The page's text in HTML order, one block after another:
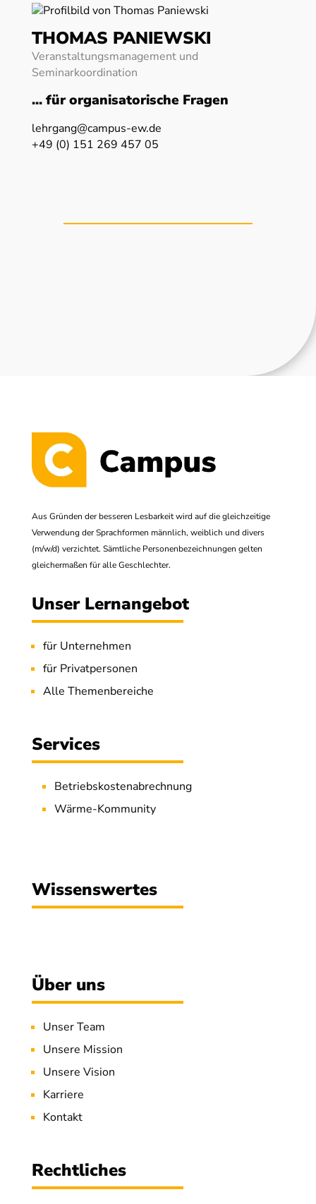
THOMAS PANIEWSKI
Veranstaltungsmanagement und
Seminarkoordination
... für organisatorische Fragen
lehrgang@campus-ew.de
+49 (0) 151 269 457 05
Aus Gründen der besseren Lesbarkeit wird auf die gleichzeitige
Verwendung der Sprachformen männlich, weiblich und divers
(m/w/d) verzichtet. Sämtliche Personenbezeichnungen gelten
gleichermaßen für alle Geschlechter.
Unser Lernangebot
für Unternehmen
für Privatpersonen
Alle Themenbereiche
Services
Betriebskostenabrechnung
Wärme-Kommunity
Wissenswertes
Über uns
Unser Team
Unsere Mission
Unsere Vision
Karriere
Kontakt
Rechtliches